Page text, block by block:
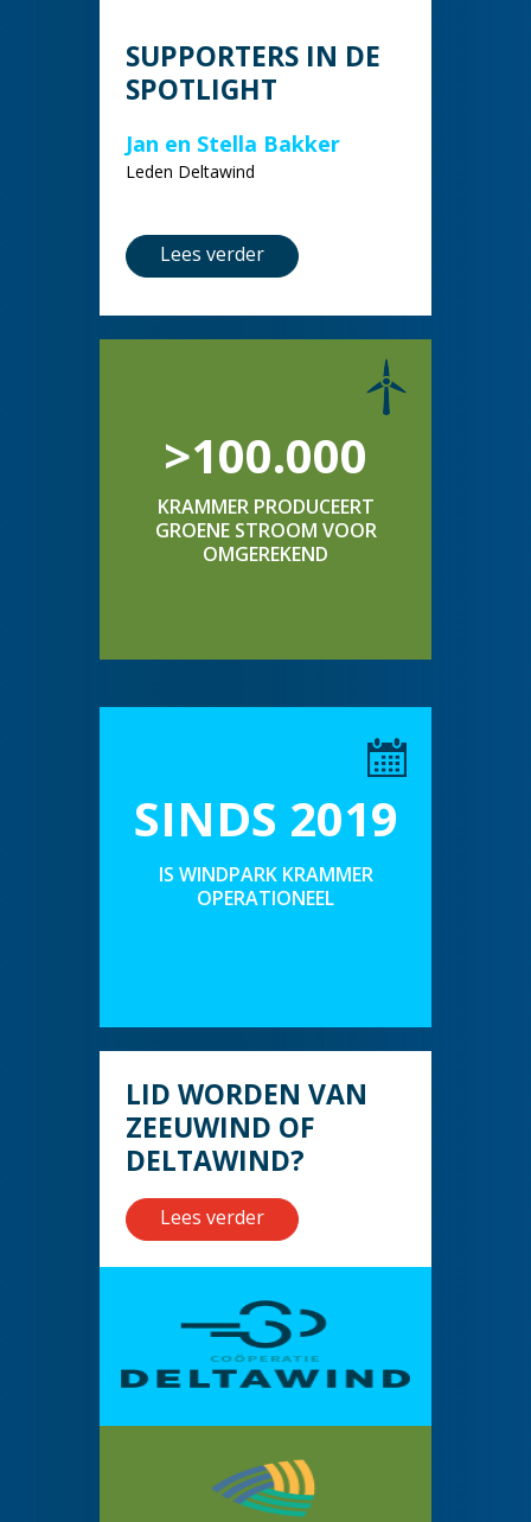
SUPPORTERS IN DE
SPOTLIGHT
Jan en Stella Bakker
Leden Deltawind
Lees verder
>100.000
KRAMMER PRODUCEERT
GROENE STROOM VOOR
OMGEREKEND
SINDS 2019
IS WINDPARK KRAMMER
OPERATIONEEL
LID WORDEN VAN
ZEEUWIND OF
DELTAWIND?
Lees verder